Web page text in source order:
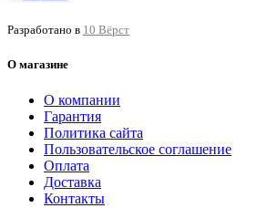
Разработано в 10 Вёрст
О магазине
О компании
Гарантия
Политика сайта
Пользовательское соглашение
Оплата
Доставка
Контакты